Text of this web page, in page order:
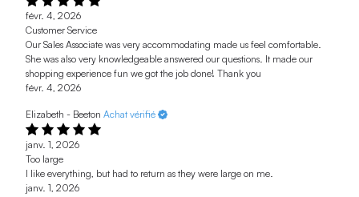
févr. 4, 2026
Customer Service
Our Sales Associate was very accommodating made us feel comfortable.
She was also very knowledgeable answered our questions. It made our
shopping experience fun we got the job done! Thank you
févr. 4, 2026
Elizabeth - Beeton Achat vérifié
janv. 1, 2026
Too large
I like everything, but had to return as they were large on me.
janv. 1, 2026